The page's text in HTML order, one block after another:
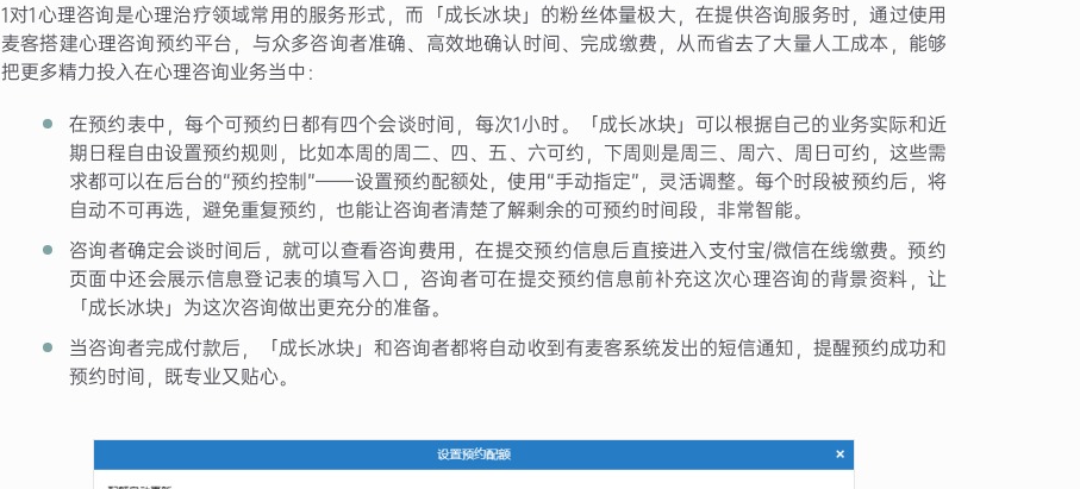
1对1心理咨询是心理治疗领域常用的服务形式，而「成长冰块」的粉丝体量极大，在提供咨询服务时，通过使用
麦客搭建心理咨询预约平台，与众多咨询者准确、高效地确认时间、完成缴费，从而省去了大量人工成本，能够
把更多精力投入在心理咨询业务当中：
在预约表中，每个可预约日都有四个会谈时间，每次1小时。「成长冰块」可以根据自己的业务实际和近
期日程自由设置预约规则，比如本周的周二、四、五、六可约，下周则是周三、周六、周日可约，这些需
求都可以在后台的“预约控制”——设置预约配额处，使用“手动指定”，灵活调整。每个时段被预约后，将
自动不可再选，避免重复预约，也能让咨询者清楚了解剩余的可预约时间段，非常智能。
咨询者确定会谈时间后，就可以查看咨询费用，在提交预约信息后直接进入支付宝/微信在线缴费。预约
页面中还会展示信息登记表的填写入口，咨询者可在提交预约信息前补充这次心理咨询的背景资料，让
「成长冰块」为这次咨询做出更充分的准备。
当咨询者完成付款后，「成长冰块」和咨询者都将自动收到有麦客系统发出的短信通知，提醒预约成功和
预约时间，既专业又贴心。